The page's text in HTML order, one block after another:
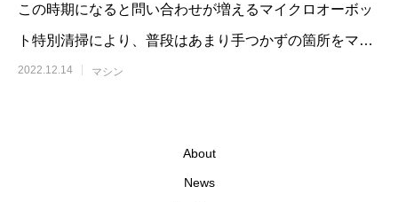
この時期になると問い合わせが増えるマイクロオーボッ
ト特別清掃により、普段はあまり手つかずの箇所をマイ
クロオーボットでクリーニングをし
2022.12.14 マシン
About
News